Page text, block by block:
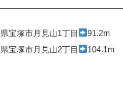
宝塚市月見山1丁目
91.2m
宝塚市月見山2丁目
104.1m